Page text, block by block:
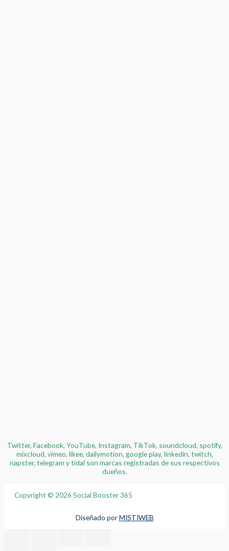
Twitter, Facebook, YouTube, Instagram, TikTok, soundcloud, spotify,
mixcloud, vimeo, likee, dailymotion, google play, linkedin, twitch,
napster, telegram y tidal son marcas registradas de sus respectivos
dueños.
Copyright © 2026 Social Booster 365
Diseñado porMISTIWEB